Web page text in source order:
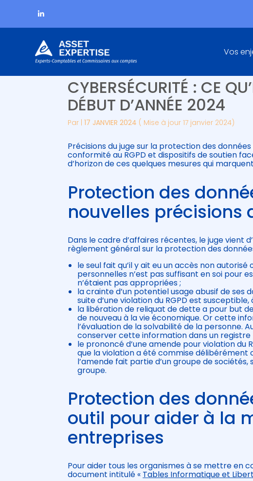
Aller
au
Vos
PROTECTION DES
CYBERSÉCURITÉ : CE
DÉBUT D’ANNÉE 2024
Par |17 JANVIER 2024 ( Mise à jour 17 janvier 2024)
Précisions du juge sur la protection des
conformité au RGPD et dispositifs de soutien
d’horizon de ces quelques mesures qui
Protection des
nouvelles précisions
Dans le cadre d’affaires récentes, le juge vient
règlement général sur la protection des
le seul fait qu’il y ait eu un accès non
personnelles n’est pas suffisant en soi pour
n’étaient pas appropriées ;
la crainte d’un potentiel usage abusif de ses
suite d’une violation du RGPD est
la libération de reliquat de dette a pour but
de nouveau à la vie économique. Or cette
l’évaluation de la solvabilité de la personne.
conserver cette information dans un registre
le prononcé d’une amende pour violation
que la violation a été commise délibérément
l’amende fait partie d’un groupe de
groupe.
Protection des
outil pour aider à la
entreprises
Pour aider tous les organismes à se mettre en
document intitulé « Tables Informatique et